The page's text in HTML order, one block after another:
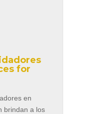
for
en
brindan a los